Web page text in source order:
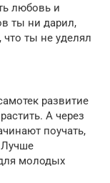
любовь и
ты ни дарил,
ты не уделял
развитие
А через
поучать,
Лучше
молодых